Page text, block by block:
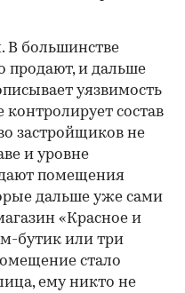
В большинстве
продают, и дальше
уязвимость
контролирует состав
застройщиков не
и уровне
помещения
дальше уже сами
«Красное и
бутик или три
стало
ему никто не